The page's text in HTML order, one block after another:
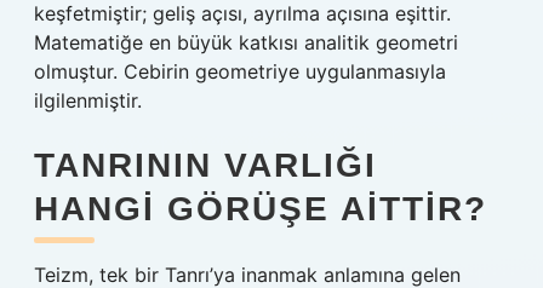
keşfetmiştir; geliş açısı, ayrılma açısına eşittir.
Matematiğe en büyük katkısı analitik geometri
olmuştur. Cebirin geometriye uygulanmasıyla
ilgilenmiştir.
TANRININ VARLIĞI
HANGI GÖRÜŞE AITTIR?
Teizm, tek bir Tanrı’ya inanmak anlamına gelen